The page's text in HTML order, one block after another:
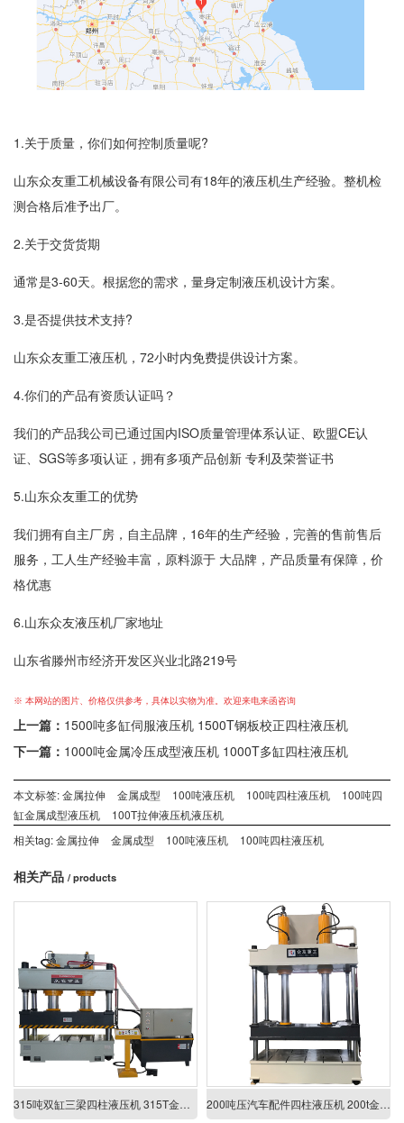
1.关于质量，你们如何控制质量呢?
山东众友重工机械设备有限公司有18年的液压机生产经验。整机检
测合格后准予出厂。
2.关于交货货期
通常是3-60天。根据您的需求，量身定制液压机设计方案。
3.是否提供技术支持?
山东众友重工液压机，72小时内免费提供设计方案。
4.你们的产品有资质认证吗？
我们的产品我公司已通过国内ISO质量管理体系认证、欧盟CE认
证、SGS等多项认证，拥有多项产品创新 专利及荣誉证书
5.山东众友重工的优势
我们拥有自主厂房，自主品牌，16年的生产经验，完善的售前售后
服务，工人生产经验丰富，原料源于 大品牌，产品质量有保障，价
格优惠
6.山东众友液压机厂家地址
山东省滕州市经济开发区兴业北路219号
※ 本网站的图片、价格仅供参考，具体以实物为准。欢迎来电来函咨询
上一篇： 1500吨多缸伺服液压机 1500T钢板校正四柱液压机
下一篇： 1000吨金属冷压成型液压机 1000T多缸四柱液压机
本文标签:金属拉伸 金属成型 100吨液压机 100吨四柱液压机
100吨四
缸金属成型液压机
100T拉伸液压机液压机
相关tag:金属拉伸 金属成型 100吨液压机 100吨四柱液压机
相关产品 / products
315吨双缸三梁四柱液压机 315T金属成型压力机 200吨压汽车配件四柱液压机 200t金属拉伸成型液压机